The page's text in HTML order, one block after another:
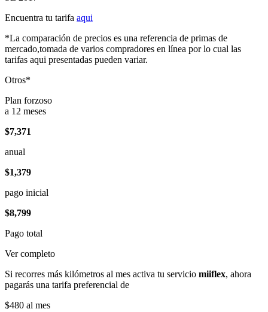
Encuentra tu tarifa aqui
*La comparación de precios es una referencia de primas de
mercado,tomada de varios compradores en línea por lo cual las
tarifas aqui presentadas pueden variar.
Otros*
Plan forzoso
a 12 meses
$7,371
anual
$1,379
pago inicial
$8,799
Pago total
Ver completo
Si recorres más kilómetros al mes activa tu servicio miiflex, ahora
pagarás una tarifa preferencial de
$480 al mes